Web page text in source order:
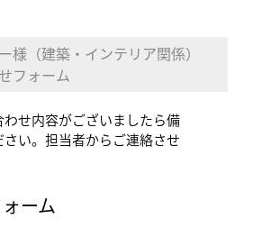
様（建築・インテリア関係）
フォーム
せ内容がございましたら備
い。担当者からご連絡させ
ーム